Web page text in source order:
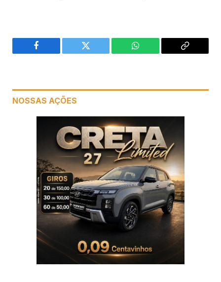
Facebook Twitter WhatsApp
Copiar
NOSSAS AÇÕES